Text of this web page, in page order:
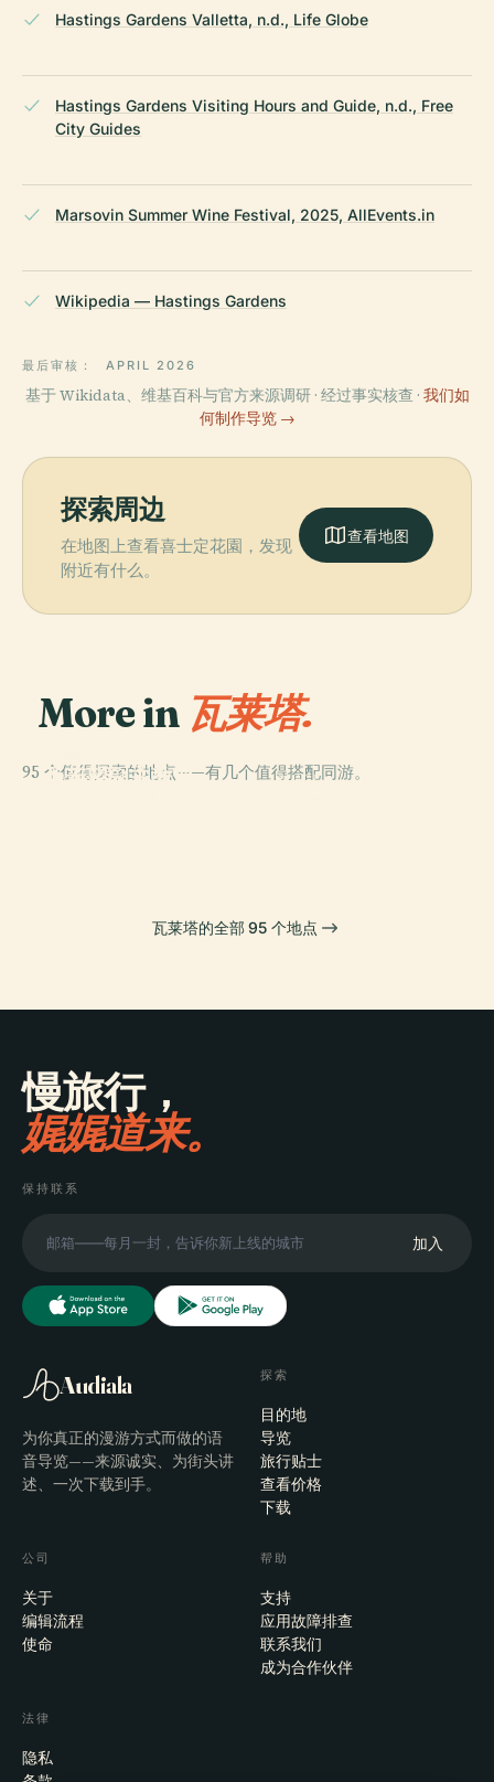
Hastings Gardens Valletta, n.d., Life Globe
Hastings Gardens Visiting Hours and Guide, n.d., Free
City Guides
Marsovin Summer Wine Festival, 2025, AllEvents.in
Wikipedia — Hastings Gardens
最后审核： APRIL 2026
基于 Wikidata、维基百科与官方来源调研 · 经过事实核查 · 我们如
何制作导览 →
探索周边
在地图上查看喜士定花園，发现
附近有什么。
查看地图
More in 瓦莱塔.
95 个值得探索的地点——有几个值得搭配同游。
圣若望副主教座
PLACE
PLACE
瓦莱塔的全部 95 个地点
慢旅行，
娓娓道来。
保持联系
加入
Audiala
为你真正的漫游方式而做的语
音导览——来源诚实、为街头讲
述、一次下载到手。
探索
目的地
导览
旅行贴士
查看价格
下载
公司
关于
编辑流程
使命
帮助
支持
应用故障排查
联系我们
成为合作伙伴
法律
隐私